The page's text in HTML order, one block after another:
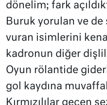
dönelim; fark
Buruk yorulan ve de
vuran isimlerini
kadronun diğer
Oyun rölantide
gol kaydına
Kırmızılılar geçen